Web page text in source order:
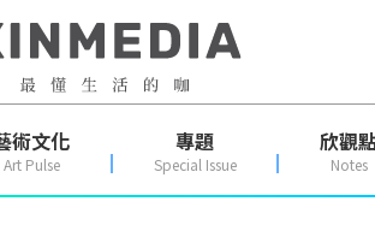
術文化
Art Pulse
專題
Special Issue
欣觀
Notes